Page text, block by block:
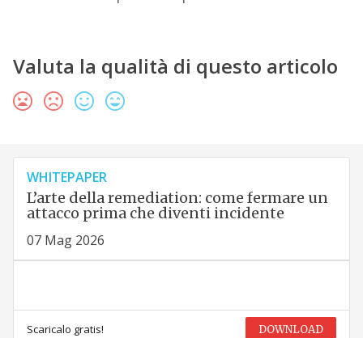
Valuta la qualità di questo articolo
WHITEPAPER
L’arte della remediation: come fermare un
attacco prima che diventi incidente
07 Mag 2026
Scaricalo gratis! DOWNLOAD